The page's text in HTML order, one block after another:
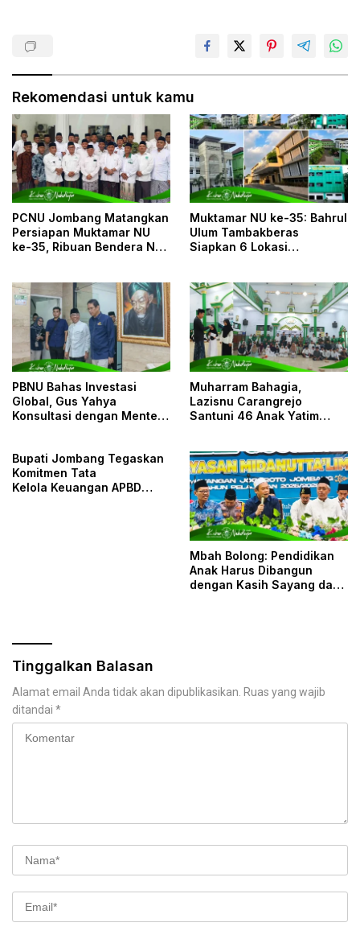
Rekomendasi untuk kamu
PCNU Jombang Matangkan
Persiapan Muktamar NU
ke-35, Ribuan Bendera NU
Muktamar NU ke-35: Bahrul
Ulum Tambakberas
Siapkan 6 Lokasi
PBNU Bahas Investasi
Global, Gus Yahya
Konsultasi dengan Menteri
Muharram Bahagia,
Lazisnu Carangrejo
Santuni 46 Anak Yatim
Bupati Jombang Tegaskan
Komitmen Tata
Kelola Keuangan APBD
Mbah Bolong: Pendidikan
Anak Harus Dibangun
dengan Kasih Sayang dan
Tinggalkan Balasan
Alamat email Anda tidak akan dipublikasikan. Ruas yang wajib
ditandai *